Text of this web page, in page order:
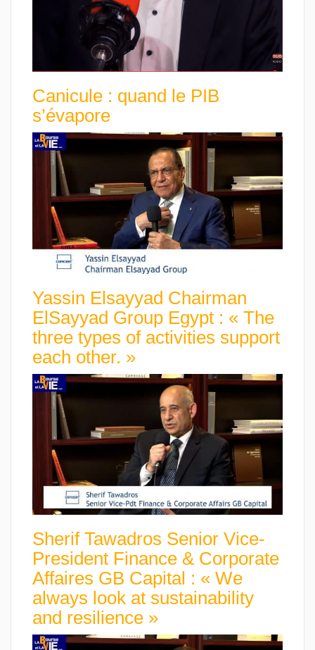
Canicule : quand le PIB
s’évapore
Yassin Elsayyad Chairman
ElSayyad Group Egypt : « The
three types of activities support
each other. »
Sherif Tawadros Senior Vice-
President Finance & Corporate
Affaires GB Capital : « We
always look at sustainability
and resilience »